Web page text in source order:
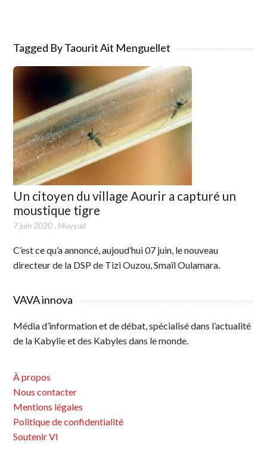
Tagged By Taourit Ait Menguellet
Un citoyen du village Aourir a capturé un
moustique tigre
7 juin 2020, Muyyud
C’est ce qu’a annoncé, aujoud’hui 07 juin, le nouveau
directeur de la DSP de Tizi Ouzou, Smaïl Oulamara.
VAVA innova
Média d’information et de débat, spécialisé dans l’actualité
de la Kabylie et des Kabyles dans le monde.
À propos
Nous contacter
Mentions légales
Politique de confidentialité
Soutenir VI